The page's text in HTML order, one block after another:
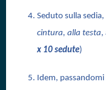
Seduto sulla sedia,
cintura, alla testa,
x 10 sedute)
Idem, passandomi